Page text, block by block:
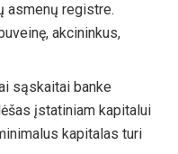
asmenų registre.
akcininkus,
sąskaitai banke
įstatiniam kapitalui
kapitalas turi